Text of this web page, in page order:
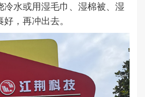
冷水或用湿毛巾、湿棉被、湿
，再冲出去。